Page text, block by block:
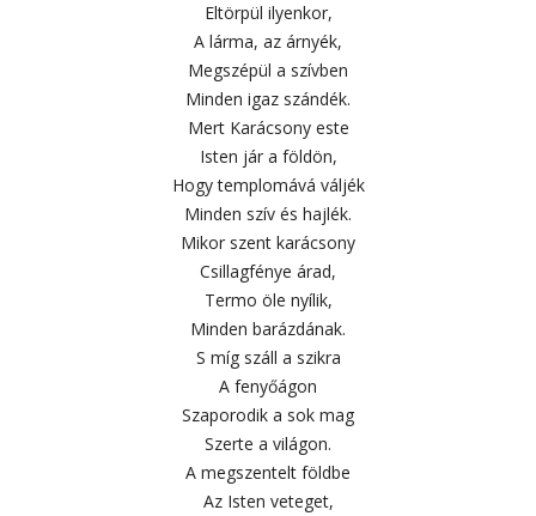
Eltörpül ilyenkor,
A lárma, az árnyék,
Megszépül a szívben
Minden igaz szándék.
Mert Karácsony este
Isten jár a földön,
Hogy templomává váljék
Minden szív és hajlék.
Mikor szent karácsony
Csillagfénye árad,
Termo öle nyílik,
Minden barázdának.
S míg száll a szikra
A fenyőágon
Szaporodik a sok mag
Szerte a világon.
A megszentelt földbe
Az Isten veteget,